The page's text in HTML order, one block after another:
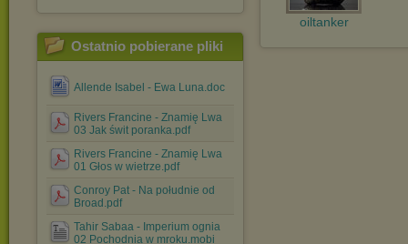
Ostatnio pobierane pliki
Allende Isabel - Ewa Luna.doc
Rivers Francine - Znamię Lwa
03 Jak świt poranka.pdf
Rivers Francine - Znamię Lwa
01 Głos w wietrze.pdf
Conroy Pat - Na południe od
Broad.pdf
Tahir Sabaa - Imperium ognia
02 Pochodnia w mroku.mobi
oiltanker